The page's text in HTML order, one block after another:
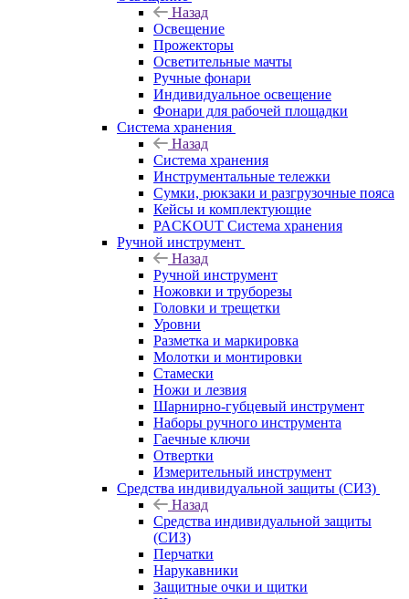
Назад
Освещение
Прожекторы
Осветительные мачты
Ручные фонари
Индивидуальное освещение
Фонари для рабочей площадки
Система хранения
Назад
Система хранения
Инструментальные тележки
Сумки, рюкзаки и разгрузочные пояса
Кейсы и комплектующие
PACKOUT Система хранения
Ручной инструмент
Назад
Ручной инструмент
Ножовки и труборезы
Головки и трещетки
Уровни
Разметка и маркировка
Молотки и монтировки
Стамески
Ножи и лезвия
Шарнирно-губцевый инструмент
Наборы ручного инструмента
Гаечные ключи
Отвертки
Измерительный инструмент
Средства индивидуальной защиты (СИЗ)
Назад
Средства индивидуальной защиты
(СИЗ)
Перчатки
Нарукавники
Защитные очки и щитки